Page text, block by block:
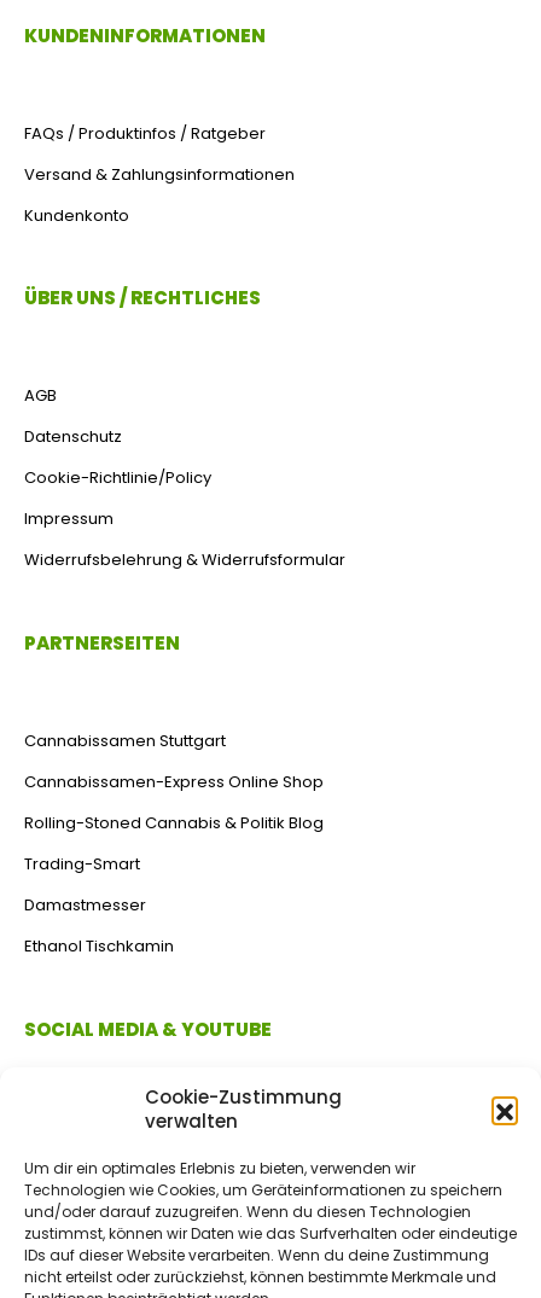
Cookie-Zustimmung
verwalten
Um dir ein optimales Erlebnis zu bieten, verwenden wir
Technologien wie Cookies, um Geräteinformationen zu speichern
und/oder darauf zuzugreifen. Wenn du diesen Technologien
zustimmst, können wir Daten wie das Surfverhalten oder eindeutige
IDs auf dieser Website verarbeiten. Wenn du deine Zustimmung
nicht erteilst oder zurückziehst, können bestimmte Merkmale und
KUNDENINFORMATIONEN
FAQs / Produktinfos / Ratgeber
Versand & Zahlungsinformationen
Kundenkonto
ÜBER UNS / RECHTLICHES
AGB
Datenschutz
Cookie-Richtlinie/Policy
Impressum
Widerrufsbelehrung & Widerrufsformular
PARTNERSEITEN
Cannabissamen Stuttgart
Cannabissamen-Express Online Shop
Rolling-Stoned Cannabis & Politik Blog
Trading-Smart
Damastmesser
Ethanol Tischkamin
SOCIAL MEDIA & YOUTUBE
ZAHLUNGSMETHODEN